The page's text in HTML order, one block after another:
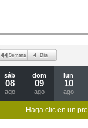
sáb
08
ago
dom
09
ago
lun
10
ago
Haga clic en un